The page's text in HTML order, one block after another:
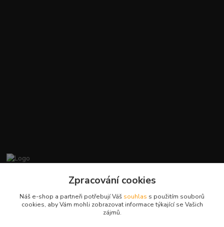
+420412384749
Zpracování cookies
Náš e-shop a partneři potřebují Váš souhlas s použitím souborů
cookies, aby Vám mohli zobrazovat informace týkající se Vašich
zájmů.